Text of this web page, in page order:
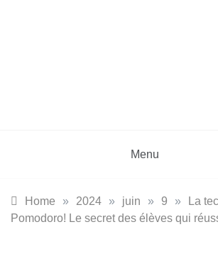
Menu
Home » 2024 » juin » 9 »
La
Pomodoro! Le secret des élèves qui